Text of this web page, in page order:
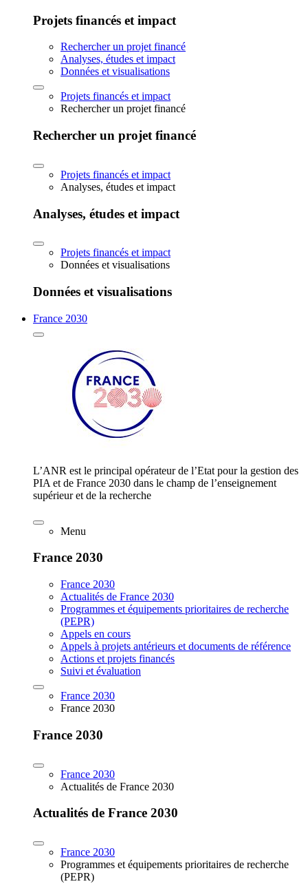
Projets financés et impact
Rechercher un projet financé
Analyses, études et impact
Données et visualisations
Projets financés et impact
Rechercher un projet financé
Rechercher un projet financé
Projets financés et impact
Analyses, études et impact
Analyses, études et impact
Projets financés et impact
Données et visualisations
Données et visualisations
France 2030
L’ANR est le principal opérateur de l’Etat pour la gestion des
PIA et de France 2030 dans le champ de l’enseignement
supérieur et de la recherche
Menu
France 2030
France 2030
Actualités de France 2030
Programmes et équipements prioritaires de recherche
(PEPR)
Appels en cours
Appels à projets antérieurs et documents de référence
Actions et projets financés
Suivi et évaluation
France 2030
France 2030
France 2030
France 2030
Actualités de France 2030
Actualités de France 2030
France 2030
Programmes et équipements prioritaires de recherche
(PEPR)